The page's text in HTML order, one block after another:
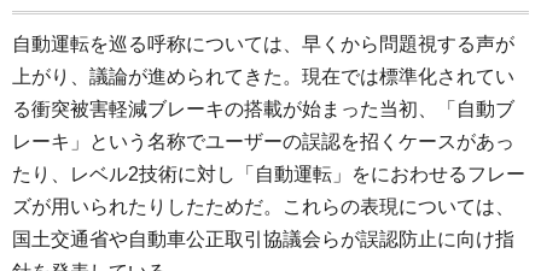
自動運転を巡る呼称については、早くから問題視する声が
上がり、議論が進められてきた。現在では標準化されてい
る衝突被害軽減ブレーキの搭載が始まった当初、「自動ブ
レーキ」という名称でユーザーの誤認を招くケースがあっ
たり、レベル2技術に対し「自動運転」をにおわせるフレー
ズが用いられたりしたためだ。これらの表現については、
国土交通省や自動車公正取引協議会らが誤認防止に向け指